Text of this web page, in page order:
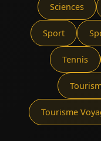
Sciences
Sport
Tennis
Tourisme